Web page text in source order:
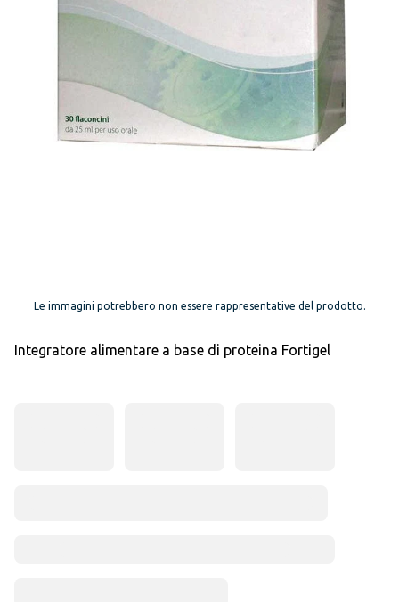
Le immagini potrebbero non essere rappresentative del prodotto.
Integratore alimentare a base di proteina Fortigel